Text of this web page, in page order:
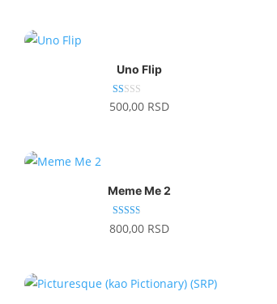
Uno Flip
O
ce
5
500,00 RSD
Meme Me 2
Ocenj
eno sa
800,00 RSD